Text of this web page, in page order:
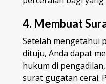
4. Membuat
Setelah mengetahui
dituju, Anda dapat
hukum di
surat gugatan cerai.